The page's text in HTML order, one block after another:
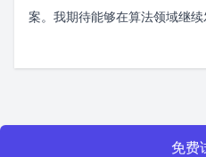
案。我期待能够在算法领域继续
免费